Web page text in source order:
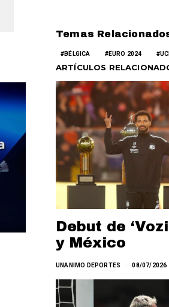
Temas
BÉLGICA EURO 2024
ARTÍCULOS
Debut de
y México
UNANIMO DEPORTES 08/07/2026